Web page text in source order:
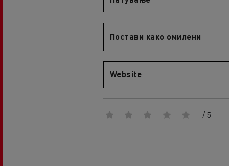
Постави како омилени
Website
/ 5